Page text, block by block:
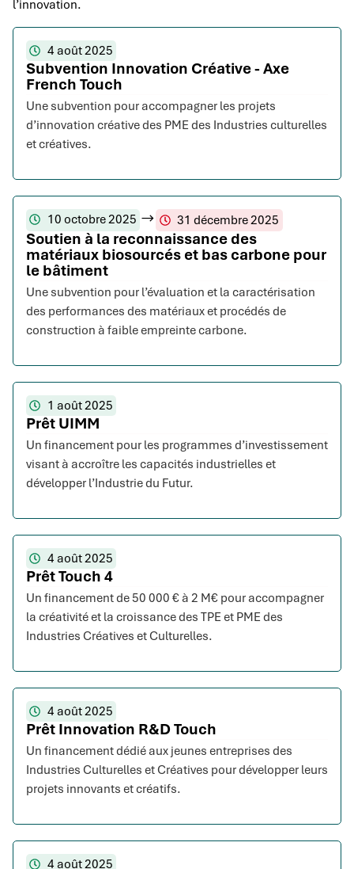
l’innovation.
4 août 2025
Subvention Innovation Créative - Axe
French Touch
Une subvention pour accompagner les projets
d’innovation créative des PME des Industries culturelles
et créatives.
10 octobre 2025 31 décembre 2025
Soutien à la reconnaissance des
matériaux biosourcés et bas carbone pour
le bâtiment
Une subvention pour l’évaluation et la caractérisation
des performances des matériaux et procédés de
construction à faible empreinte carbone.
1 août 2025
Prêt UIMM
Un financement pour les programmes d’investissement
visant à accroître les capacités industrielles et
développer l’Industrie du Futur.
4 août 2025
Prêt Touch 4
Un financement de 50 000 € à 2 M€ pour accompagner
la créativité et la croissance des TPE et PME des
Industries Créatives et Culturelles.
4 août 2025
Prêt Innovation R&D Touch
Un financement dédié aux jeunes entreprises des
Industries Culturelles et Créatives pour développer leurs
projets innovants et créatifs.
4 août 2025